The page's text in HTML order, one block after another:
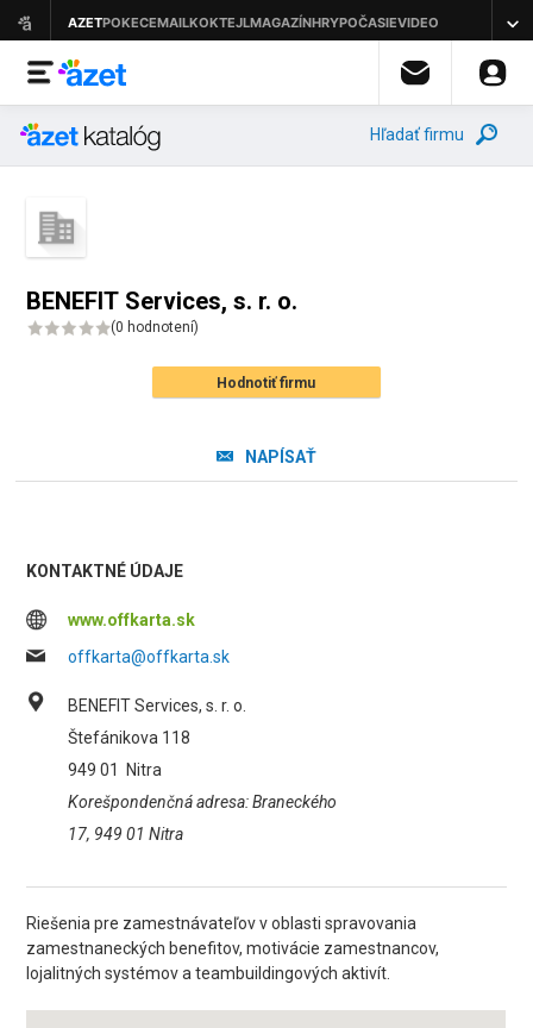
Hľadať firmu
BENEFIT Services, s. r. o.
(0 hodnotení)
Hodnotiť firmu
NAPÍSAŤ
KONTAKTNÉ ÚDAJE
www.offkarta.sk
offkarta@offkarta.sk
BENEFIT Services, s. r. o.
Štefánikova 118
949 01
Nitra
Korešpondenčná adresa: Braneckého
17, 949 01 Nitra
Riešenia pre zamestnávateľov v oblasti spravovania
zamestnaneckých benefitov, motivácie zamestnancov,
lojalitných systémov a teambuildingových aktivít.